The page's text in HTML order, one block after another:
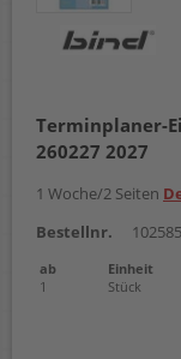
Terminplaner-
260227 2027
1 Woche/2 Seiten
Bestellnr.
ab Einheit
1
Stück